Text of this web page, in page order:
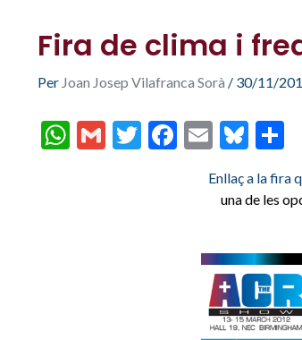
Fira de clima i
Per Joan Josep Vilafranca Sorà / 30/11/
WG T F E
ai
Bl
es
C
Enllaç a la fira
una de les